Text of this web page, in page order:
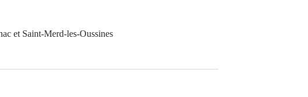
et Saint-Merd-les-Oussines